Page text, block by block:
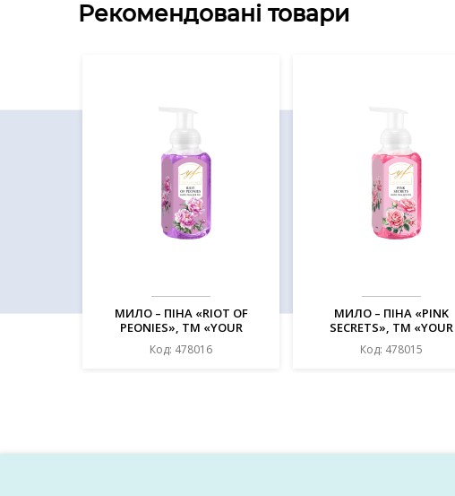
Рекомендовані товари
МИЛО – ПІНА «RIOT OF
PEONIES», ТМ «YOUR
FANTASY», 240 МЛ
Код: 478016
МИЛО – ПІНА «PINK
SECRETS», ТМ «YOUR
FANTASY», 240 МЛ
Код: 478015